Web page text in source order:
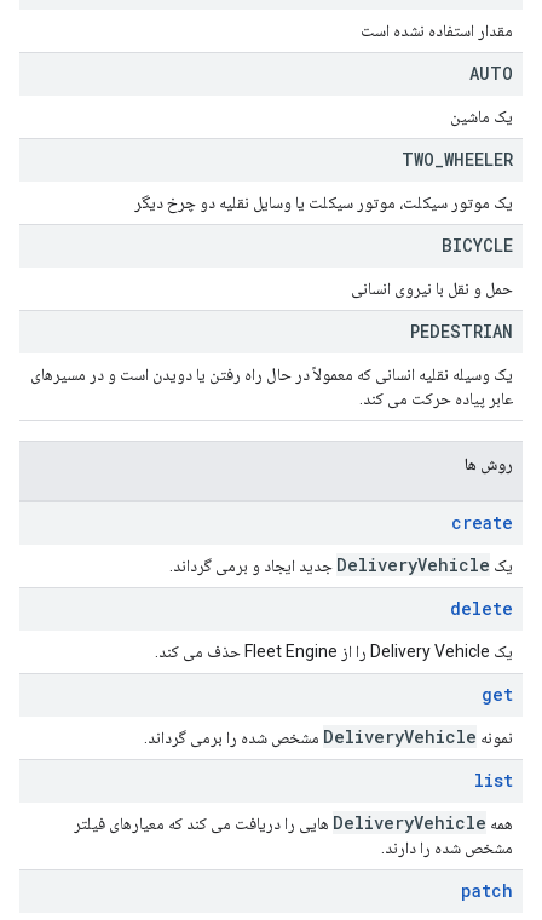
مقدار استفاده نشده است
AUTO
یک ماشین
TWO WHEELER
یک موتور سیکلت، موتور سیکلت یا وسایل نقلیه دو چرخ دیگر
BICYCLE
حمل و نقل با نیروی انسانی
PEDESTRIAN
یک وسیله نقلیه انسانی که معمولاً در حال راه رفتن یا دویدن است و در مسیرهای
عابر پیاده حرکت می کند.
روش ها
create
یک DeliveryVehicle جدید ایجاد و برمی گرداند.
delete
یک Delivery Vehicle را از Fleet Engine حذف می کند.
get
نمونه DeliveryVehicle مشخص شده را برمی گرداند.
list
همه DeliveryVehicle
هایی را دریافت می کند که معیارهای فیلتر
مشخص شده را دارند.
patch